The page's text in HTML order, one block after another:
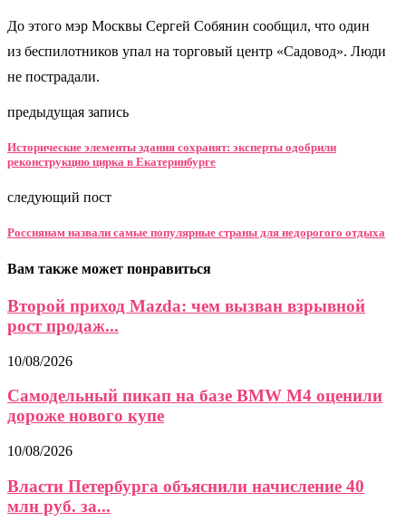
До этого мэр Москвы Сергей Собянин сообщил, что один
из беспилотников упал на торговый центр «Садовод». Люди
не пострадали.
предыдущая запись
Исторические элементы здания сохранят: эксперты одобрили
реконструкцию цирка в Екатеринбурге
следующий пост
Россиянам назвали самые популярные страны для недорогого отдыха
Вам также может понравиться
Второй приход Mazda: чем вызван взрывной
рост продаж...
10/08/2026
Самодельный пикап на базе BMW M4 оценили
дороже нового купе
10/08/2026
Власти Петербурга объяснили начисление 40
млн руб. за...